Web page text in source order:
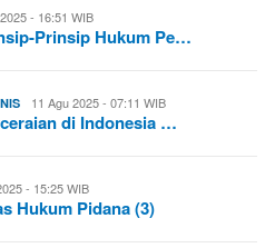
- 16:51 WIB
Prinsip Hukum Pe…
11 Agu 2025 - 07:11 WIB
di Indonesia …
- 15:25 WIB
Hukum Pidana (3)